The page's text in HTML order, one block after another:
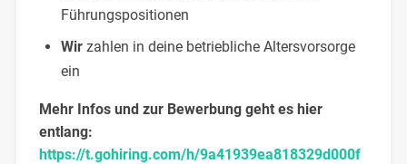
Führungspositionen
Wirzahlen in deine betriebliche Altersvorsorge
ein
Mehr Infos und zur Bewerbung geht es hier
entlang:
https://t.gohiring.com/h/9a41939ea818329d000f